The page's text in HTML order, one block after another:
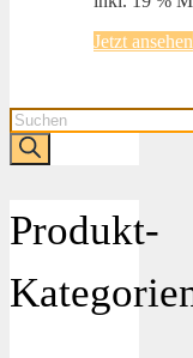
Jetzt ansehen
Products
search
Produkt-